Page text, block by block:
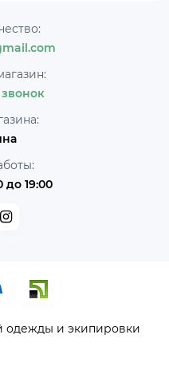
до 19:00
одежды и экипировки